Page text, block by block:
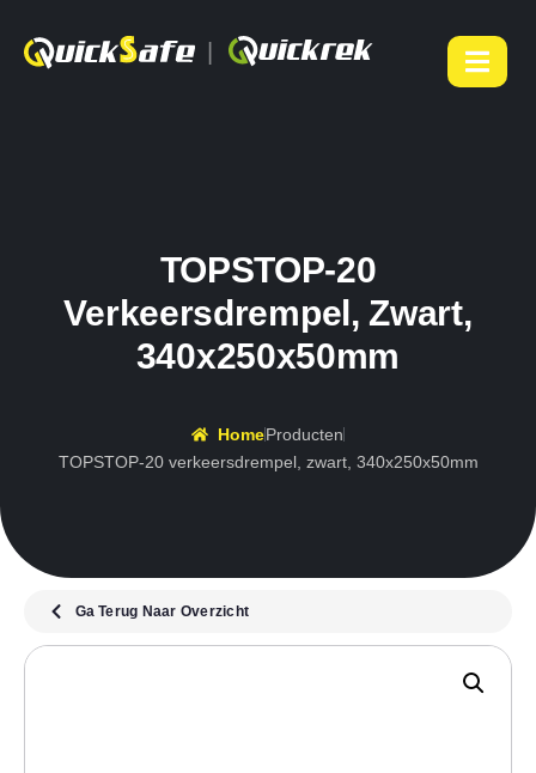
TOPSTOP-20
Verkeersdrempel, Zwart,
340x250x50mm
HomeProducten
TOPSTOP-20 verkeersdrempel, zwart, 340x250x50mm
Ga Terug Naar Overzicht